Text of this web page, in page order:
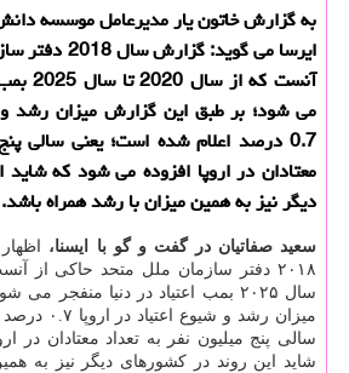
به گزارش خاتون یار مدیرعامل موسسه
ایرسا می گوید:
آنست كه
می شود؛ بر طبق این گزارش میزان رشد و
0.7 درصد اعلام شده است؛ یعنی سالی
معتادان در اروپا افزوده می شود كه
دیگر نیز به همین میزان با رشد همراه باشد.
سعید صفاتیان در گفت و گو با ایسنا،
سال ۲۰۲۵ بمب اعتیاد در دنیا
میزان رشد و
سالی پنج میلیون نفر به تعداد معتادان در
شاید این روند در كشورهای دیگر نیز به